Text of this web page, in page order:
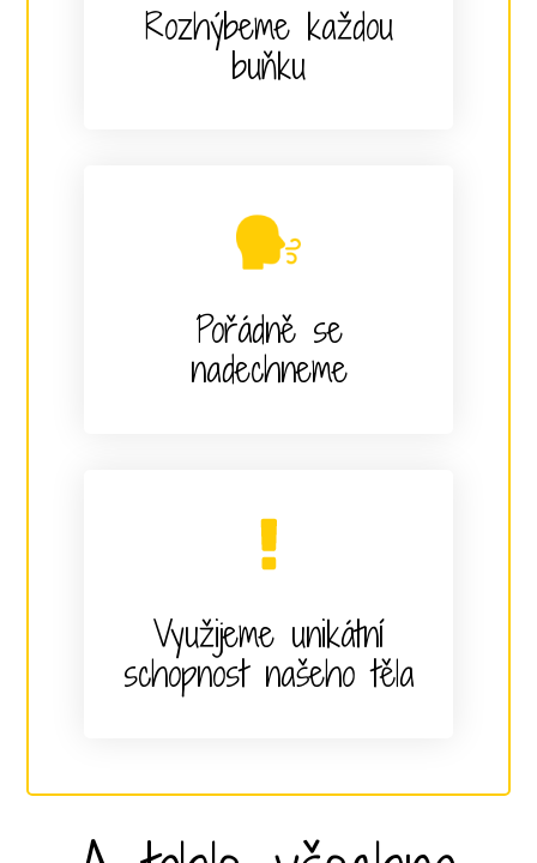
Rozhýbeme každou
buňku
Pořádně se
nadechneme
Využijeme unikátní
schopnost našeho těla